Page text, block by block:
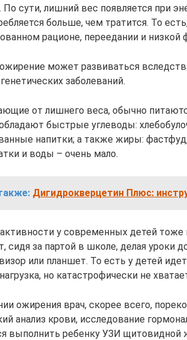
По сути, лишний вес появляется при
больше, чем тратится. То
рационе, переедании и низкой
может развиваться
заболеваний.
от лишнего веса, обычно
быстрые углеводы:
напитки; а также жиры:
и воды – очень мало.
Дигидрокверцетин Плюс:
у современных детей
сидя за партой в школе, делая уроки
или планшет. То есть у детей
но катастрофически не
ожирения врач, скорее всего,
анализ крови, исследование
выполнить ребенку УЗИ